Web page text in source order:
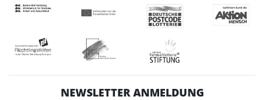
NEWSLETTER ANMELDUNG